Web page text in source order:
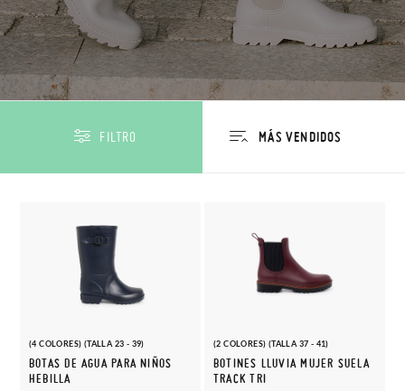
FILTRO
(4 COLORES) (TALLA 23 - 39)
BOTAS DE AGUA PARA NIÑOS
HEBILLA
(2 COLORES) (TALLA 37 - 41)
BOTINES LLUVIA MUJER SUELA
TRACK TRI